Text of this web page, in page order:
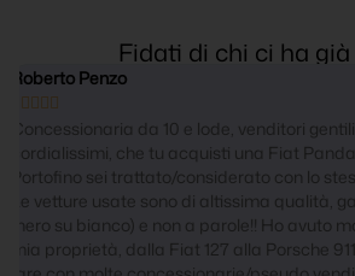
Fidati di chi ci ha
Alessandra Avoledo
 
Ottima accoglienza, assistenza al
Esaustivi nel rispondere ai dubbi e
della vettura.